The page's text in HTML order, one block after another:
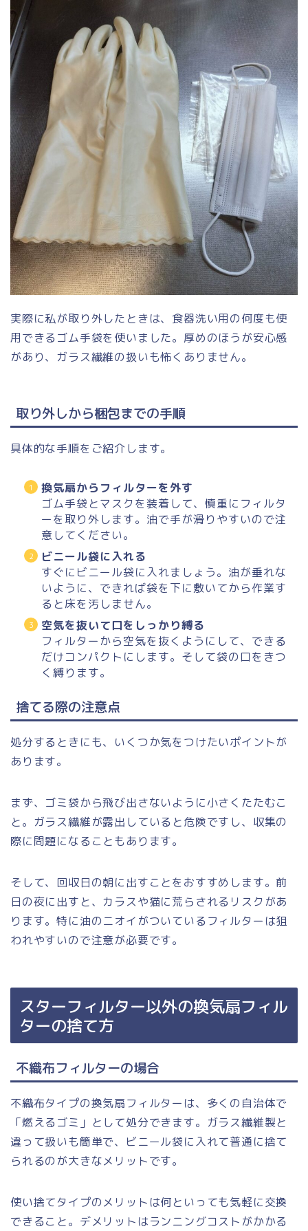
実際に私が取り外したときは、食器洗い用の何度も使
用できるゴム手袋を使いました。厚めのほうが安心感
があり、ガラス繊維の扱いも怖くありません。
取り外しから梱包までの手順
具体的な手順をご紹介します。
換気扇からフィルターを外す
ゴム手袋とマスクを装着して、慎重にフィルタ
ーを取り外します。油で手が滑りやすいので注
意してください。
ビニール袋に入れる
すぐにビニール袋に入れましょう。油が垂れな
いように、できれば袋を下に敷いてから作業す
ると床を汚しません。
空気を抜いて口をしっかり縛る
フィルターから空気を抜くようにして、できる
だけコンパクトにします。そして袋の口をきつ
く縛ります。
捨てる際の注意点
処分するときにも、いくつか気をつけたいポイントが
あります。
まず、ゴミ袋から飛び出さないように小さくたたむこ
と。ガラス繊維が露出していると危険ですし、収集の
際に問題になることもあります。
そして、回収日の朝に出すことをおすすめします。前
日の夜に出すと、カラスや猫に荒らされるリスクがあ
ります。特に油のニオイがついているフィルターは狙
われやすいので注意が必要です。
スターフィルター以外の換気扇フィル
ターの捨て方
不織布フィルターの場合
不織布タイプの換気扇フィルターは、多くの自治体で
「燃えるゴミ」として処分できます。ガラス繊維製と
違って扱いも簡単で、ビニール袋に入れて普通に捨て
られるのが大きなメリットです。
使い捨てタイプのメリットは何といっても気軽に交換
できること。デメリットはランニングコストがかかる